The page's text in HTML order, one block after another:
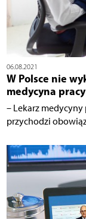
06.08.2021
W Polsce nie
medycyna pracy
– Lekarz
przychodzi